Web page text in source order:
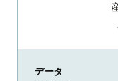
データ